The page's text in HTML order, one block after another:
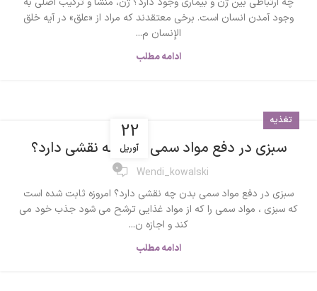
وجود آمدن انسان است. برخی معتقدند که مراد از «علق» در آیه خلق
الإنسان م...
ادامه مطلب
22
آوریل
تغذیه
سبزی در دفع مواد سمی بدن چه نقشی دارد؟
Wendi_kowalski
0
سبزی در دفع مواد سمی بدن چه نقشی دارد؟ امروزه ثابت شده است
که سبزی ، مواد سمی را که از مواد غذایی ترشح می شود جذب خود می
کند و اجازه ن...
ادامه مطلب